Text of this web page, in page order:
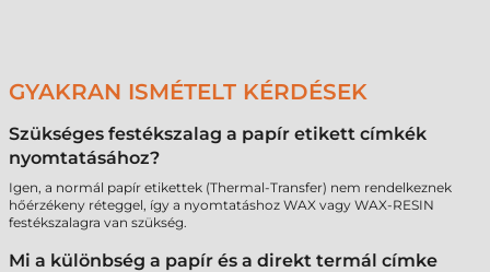
GYAKRAN ISMÉTELT KÉRDÉSEK
Szükséges festékszalag a papír etikett címkék
nyomtatásához?
Igen, a normál papír etikettek (Thermal-Transfer) nem rendelkeznek
hőérzékeny réteggel, így a nyomtatáshoz WAX vagy WAX-RESIN
festékszalagra van szükség.
Mi a különbség a papír és a direkt termál címke